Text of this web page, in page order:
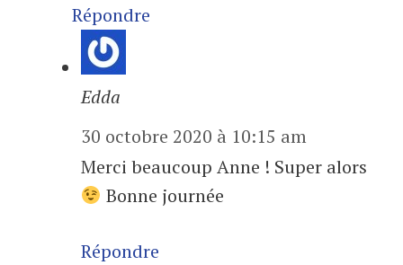
Répondre
Edda
30 octobre 2020 à 10:15 am
Merci beaucoup Anne ! Super alors
Bonne journée
Répondre